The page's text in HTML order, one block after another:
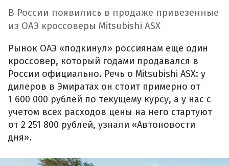
В России появились в продаже привезенные
из ОАЭ кроссоверы Mitsubishi ASX
Рынок ОАЭ «подкинул» россиянам еще один
кроссовер, который годами продавался в
России официально. Речь о Mitsubishi ASX: у
дилеров в Эмиратах он стоит примерно от
1 600 000 рублей по текущему курсу, а у нас с
учетом всех расходов цены на него стартуют
от 2 251 800 рублей, узнали «Автоновости
дня».